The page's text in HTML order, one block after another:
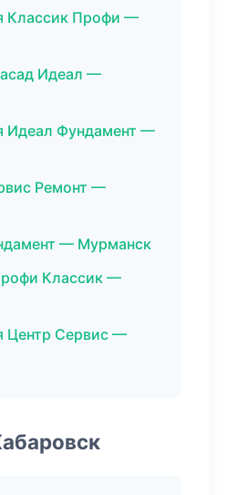
Классик Профи —
Идеал —
Идеал Фундамент —
Ремонт —
— Мурманск
Классик —
Центр Сервис —